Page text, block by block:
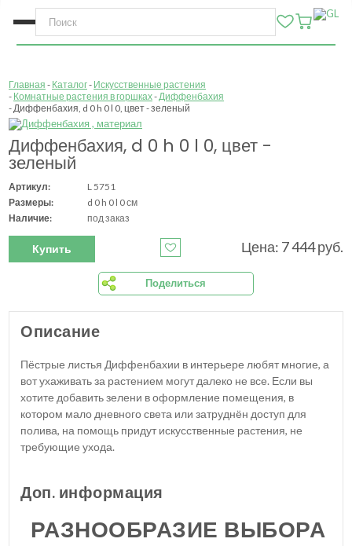
Главная Каталог Искусственные растения
Комнатные растения в горшках Диффенбахия
Диффенбахия, d 0 h 0 l 0, цвет - зеленый
Диффенбахия, d 0 h 0 l 0, цвет -
зеленый
Артикул:
L 5751
Размеры:
d 0 h 0 l 0 см
Наличие:
под заказ
Купить Цена: 7 444 руб.
Поделиться
Описание
Пёстрые листья Диффенбахии в интерьере любят многие, а
вот ухаживать за растением могут далеко не все. Если вы
хотите добавить зелени в оформление помещения, в
котором мало дневного света или затруднён доступ для
полива, на помощь придут искусственные растения, не
требующие ухода.
Доп. информация
РАЗНООБРАЗИЕ ВЫБОРА